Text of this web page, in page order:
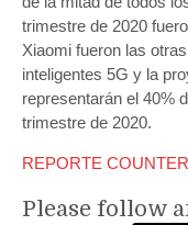
trimestre de 2020
Xiaomi fueron las
inteligentes 5G y la
representarán el 40%
trimestre de 2020.
REPORTE
Please follow